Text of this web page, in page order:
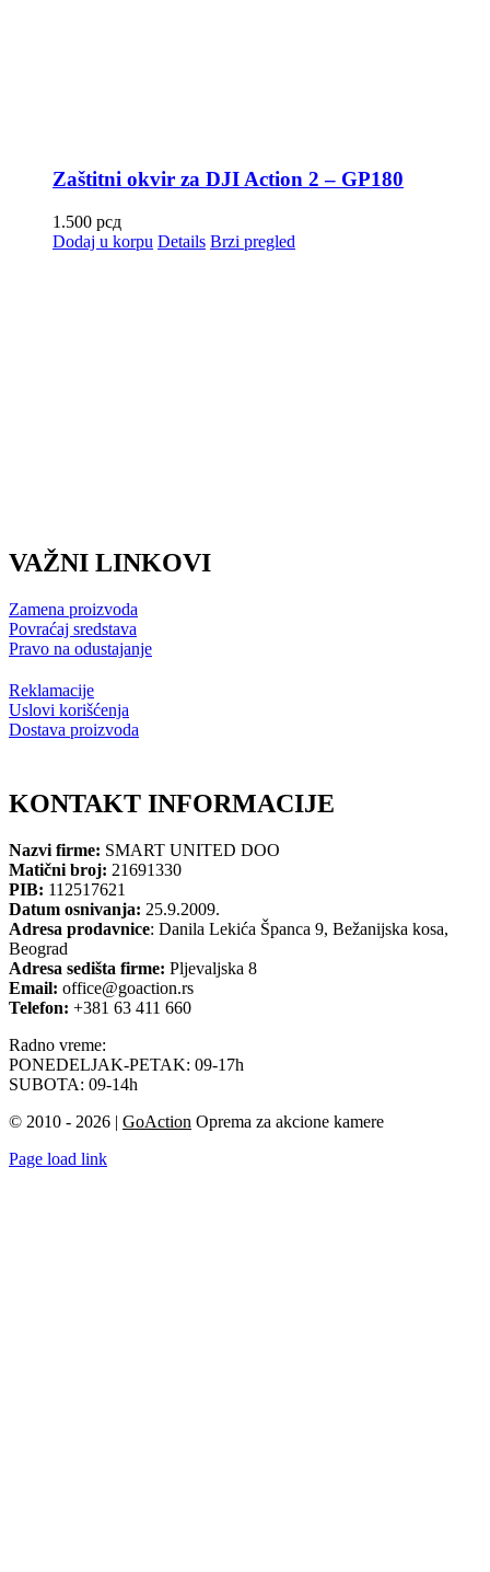
Zaštitni okvir za DJI Action 2 – GP180
1.500 рсд
Dodaj u korpu Details Brzi pregled
VAŽNI LINKOVI
Zamena proizvoda
Povraćaj sredstava
Pravo na odustajanje
Reklamacije
Uslovi korišćenja
Dostava proizvoda
KONTAKT INFORMACIJE
Nazvi firme: SMART UNITED DOO
Matični broj: 21691330
PIB: 112517621
Datum osnivanja: 25.9.2009.
Adresa prodavnice: Danila Lekića Španca 9, Bežanijska kosa,
Beograd
Adresa sedišta firme: Pljevaljska 8
Email: office@goaction.rs
Telefon: +381 63 411 660
Radno vreme:
PONEDELJAK-PETAK: 09-17h
SUBOTA: 09-14h
© 2010 - 2026 | GoAction Oprema za akcione kamere
Page load link